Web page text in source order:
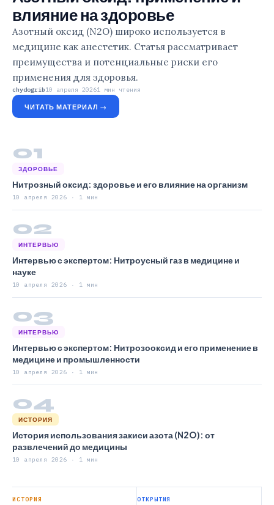
влияние на здоровье
Азотный оксид (N2O) широко используется в
медицине как анестетик. Статья рассматривает
преимущества и потенциальные риски его
применения для здоровья.
chydogrib10 апреля 20261 мин чтения
ЧИТАТЬ МАТЕРИАЛ →
01
ЗДОРОВЬЕ
Нитрозный оксид: здоровье и его влияние на организм
10 апреля 2026 · 1 мин
02
ИНТЕРВЬЮ
Интервью с экспертом: Нитроусный газ в медицине и
науке
10 апреля 2026 · 1 мин
03
ИНТЕРВЬЮ
Интервью с экспертом: Нитрозооксид и его применение в
медицине и промышленности
10 апреля 2026 · 1 мин
04
ИСТОРИЯ
История использования закиси азота (N2O): от
развлечений до медицины
10 апреля 2026 · 1 мин
ИСТОРИЯ ОТКРЫТИЯ